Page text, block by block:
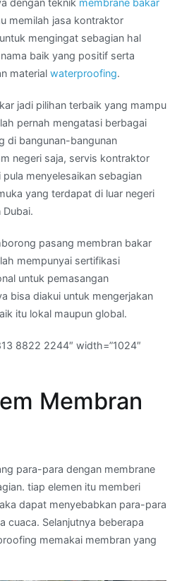
dengan teknik membrane bakar
memilah jasa kontraktor
mengingat sebagian hal
baik yang positif serta
material waterproofing.
jadi pilihan terbaik yang mampu
pernah mengatasi berbagai
di bangunan-bangunan
negeri saja, servis kontraktor
menyelesaikan sebagian
yang terdapat di luar negeri
Dubai.
pasang membran bakar
mempunyai sertifikasi
untuk pemasangan
bisa diakui untuk mengerjakan
itu lokal maupun global.
8822 2244″ width=”1024″
Membran
para-para dengan membrane
tiap elemen itu memberi
dapat menyebabkan para-para
cuaca. Selanjutnya beberapa
memakai membran yang